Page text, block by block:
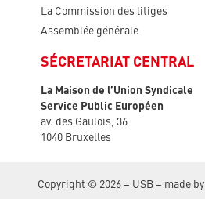
La Commission des litiges
Assemblée générale
SÉCRETARIAT CENTRAL
La Maison de l’Union Syndicale
Service Public Européen
av. des Gaulois, 36
1040 Bruxelles
Copyright © 2026 – USB – made by